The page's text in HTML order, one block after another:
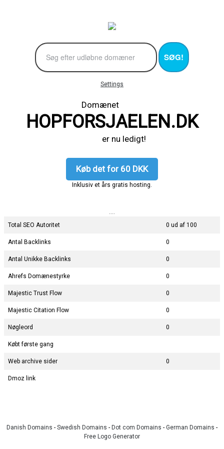
SØG!
Settings
Domænet
HOPFORSJAELEN.DK
er nu ledigt!
Køb det for 60 DKK
Inklusiv et års gratis hosting.
Total SEO Autoritet
0 ud af 100
Antal Backlinks 0
Antal Unikke Backlinks 0
Ahrefs Domænestyrke 0
Majestic Trust Flow 0
Majestic Citation Flow 0
Nøgleord 0
Købt første gang
Web archive sider 0
Dmoz link
Danish Domains - Swedish Domains - Dot com Domains - German Domains -
Free Logo Generator